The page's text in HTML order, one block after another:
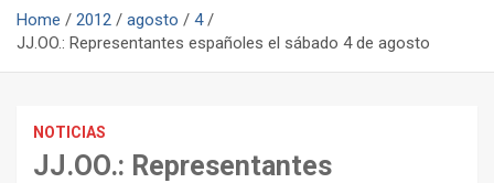
Home 2012 agosto
4
JJ.OO.: Representantes españoles el sábado 4 de agosto
NOTICIAS
JJ.OO.: Representantes